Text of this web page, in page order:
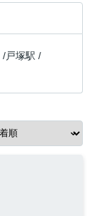
/戸塚駅 /